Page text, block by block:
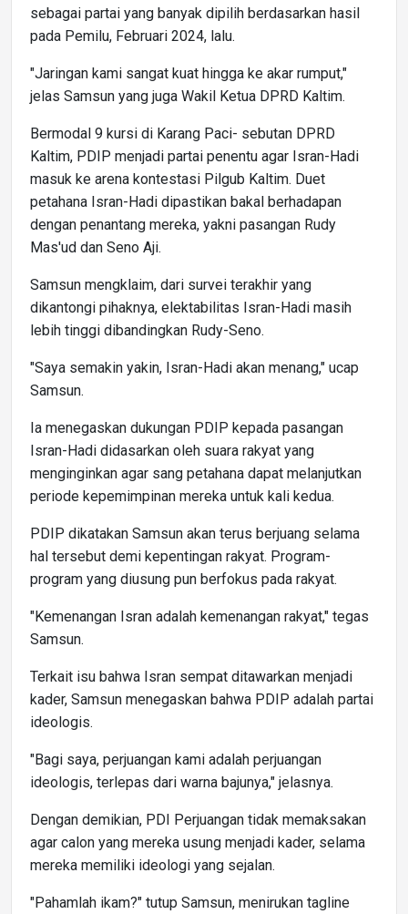
sebagai partai yang banyak dipilih berdasarkan hasil
pada Pemilu, Februari 2024, lalu.
"Jaringan kami sangat kuat hingga ke akar rumput,"
jelas Samsun yang juga Wakil Ketua DPRD Kaltim.
Bermodal 9 kursi di Karang Paci- sebutan DPRD
Kaltim, PDIP menjadi partai penentu agar Isran-Hadi
masuk ke arena kontestasi Pilgub Kaltim. Duet
petahana Isran-Hadi dipastikan bakal berhadapan
dengan penantang mereka, yakni pasangan Rudy
Mas'ud dan Seno Aji.
Samsun mengklaim, dari survei terakhir yang
dikantongi pihaknya, elektabilitas Isran-Hadi masih
lebih tinggi dibandingkan Rudy-Seno.
"Saya semakin yakin, Isran-Hadi akan menang," ucap
Samsun.
Ia menegaskan dukungan PDIP kepada pasangan
Isran-Hadi didasarkan oleh suara rakyat yang
menginginkan agar sang petahana dapat melanjutkan
periode kepemimpinan mereka untuk kali kedua.
PDIP dikatakan Samsun akan terus berjuang selama
hal tersebut demi kepentingan rakyat. Program-
program yang diusung pun berfokus pada rakyat.
"Kemenangan Isran adalah kemenangan rakyat," tegas
Samsun.
Terkait isu bahwa Isran sempat ditawarkan menjadi
kader, Samsun menegaskan bahwa PDIP adalah partai
ideologis.
"Bagi saya, perjuangan kami adalah perjuangan
ideologis, terlepas dari warna bajunya," jelasnya.
Dengan demikian, PDI Perjuangan tidak memaksakan
agar calon yang mereka usung menjadi kader, selama
mereka memiliki ideologi yang sejalan.
"Pahamlah ikam?" tutup Samsun, menirukan tagline